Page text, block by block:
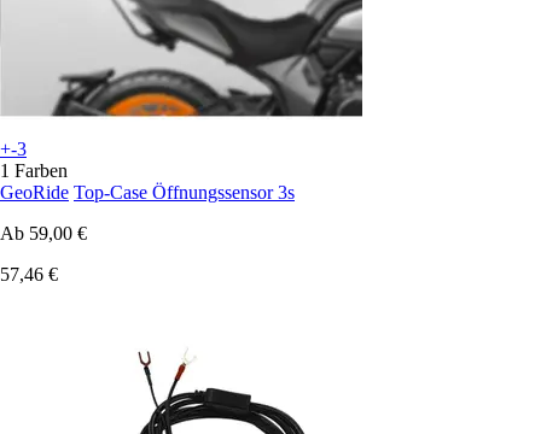
+-3
1 Farben
GeoRide Top-Case Öffnungssensor 3s
Ab 59,00 €
57,46 €